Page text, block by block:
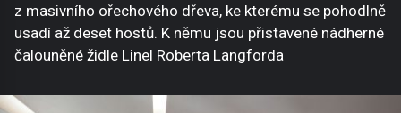
z masivního ořechového dřeva, ke kterému se pohodlně
usadí až deset hostů. K němu jsou přistavené nádherné
čalouněné židle Linel Roberta Langforda